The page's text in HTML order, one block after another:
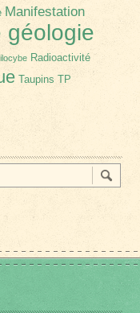
Manifestation
géologie
Radioactivité
Taupins TP